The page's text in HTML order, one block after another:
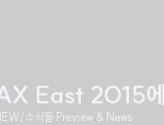
East 2015에
소식들 Preview & News